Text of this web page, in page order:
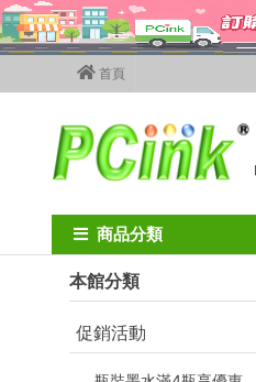
首頁
商品分類
Home brother碳粉匣
本館分類
促銷活動